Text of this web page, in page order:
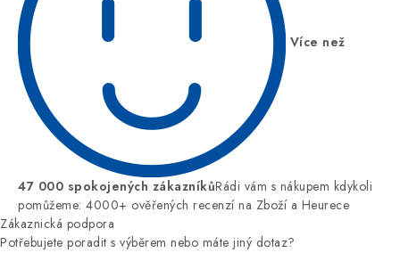
Více než
47 000 spokojených zákazníkůRádi vám s nákupem kdykoli
pomůžeme: 4000+ ověřených recenzí na Zboží a Heurece
Zákaznická podpora
Potřebujete poradit s výběrem nebo máte jiný dotaz?